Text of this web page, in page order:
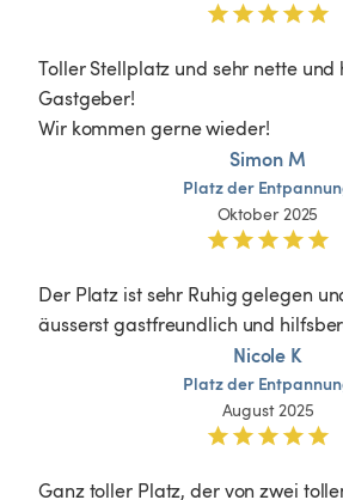
Toller Stellplatz und sehr nette und
Gastgeber!
Wir kommen gerne wieder!
Simon M
Platzder
Oktober 2025
Der Platz ist sehr Ruhig gelegen
äusserst gastfreundlich und
Nicole K
Platzder
August 2025
Ganz toller Platz, der von zwei